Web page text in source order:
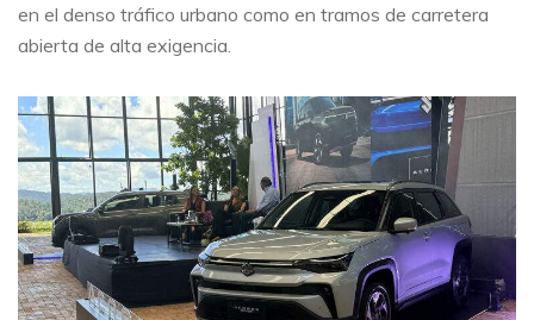
en el denso tráfico urbano como en tramos de carretera
abierta de alta exigencia.